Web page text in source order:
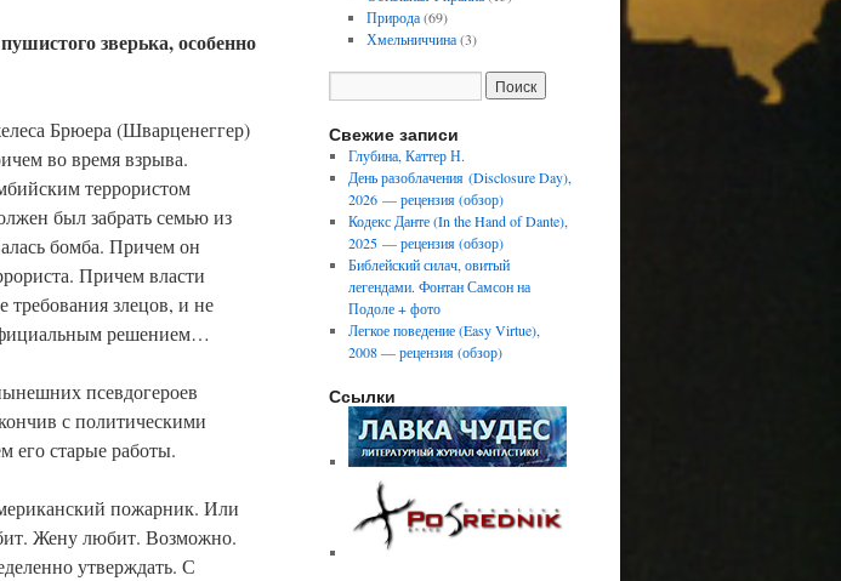
зверька, особенно
Брюера (Шварценеггер)
во время взрыва.
террористом
был забрать семью из
бомба. Причем он
Причем власти
требования злецов, и не
решением…
псевдогероев
с политическими
его старые работы.
пожарник. Или
Жену любит. Возможно.
утверждать. С
Природа(69)
Хмельниччина(3)
Свежие записи
Глубина, Каттер Н.
День разоблачения (Disclosure Day),
2026 — рецензия (обзор)
Кодекс Данте (In the Hand of Dante),
2025 — рецензия (обзор)
Библейский силач, овитый
легендами. Фонтан Самсон на
Подоле + фото
Легкое поведение (Easy Virtue),
2008 — рецензия (обзор)
Ссылки